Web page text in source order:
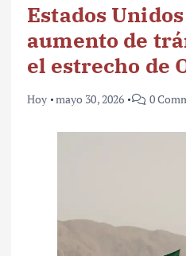
Estados
aumento de
el estrecho de
Hoy mayo 30, 2026 0